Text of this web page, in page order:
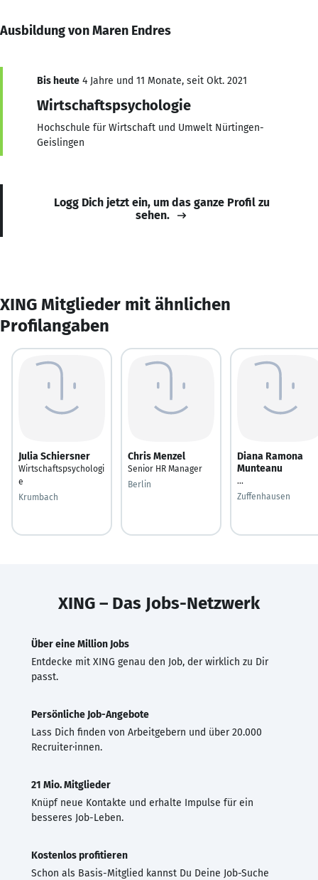
Ausbildung von Maren Endres
Bis heute 4 Jahre und 11 Monate, seit Okt. 2021
Wirtschaftspsychologie
Hochschule für Wirtschaft und Umwelt Nürtingen-
Geislingen
Logg Dich jetzt ein, um das ganze Profil zu
sehen.
XING Mitglieder mit ähnlichen
Profilangaben
Julia Schiersner
Wirtschaftspsychologi
e
Krumbach
Chris Menzel
Senior HR Manager
Berlin
Diana Ramona
Munteanu
...
Zuffenhausen
XING – Das Jobs-Netzwerk
Über eine Million Jobs
Entdecke mit XING genau den Job, der wirklich zu Dir
passt.
Persönliche Job-Angebote
Lass Dich finden von Arbeitgebern und über 20.000
Recruiter·innen.
21 Mio. Mitglieder
Knüpf neue Kontakte und erhalte Impulse für ein
besseres Job-Leben.
Kostenlos profitieren
Schon als Basis-Mitglied kannst Du Deine Job-Suche